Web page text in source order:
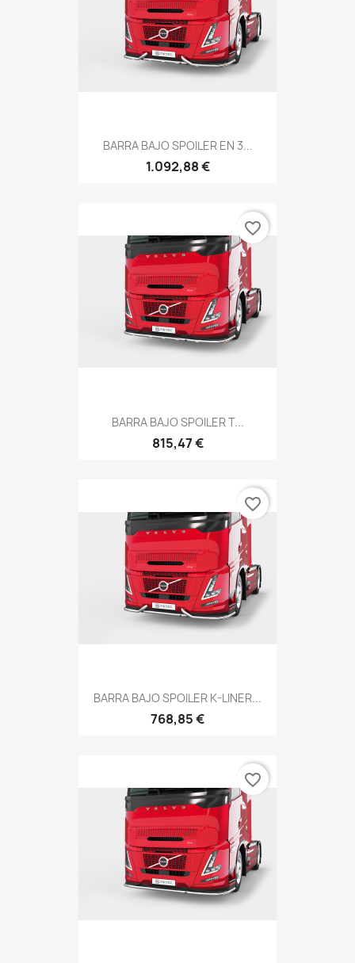
BARRA BAJO SPOILER EN 3...
1.092,88 €
BARRA BAJO SPOILER T...
815,47 €
favorite_border
BARRA BAJO SPOILER K-LINER...
768,85 €
favorite_border
favorite_border